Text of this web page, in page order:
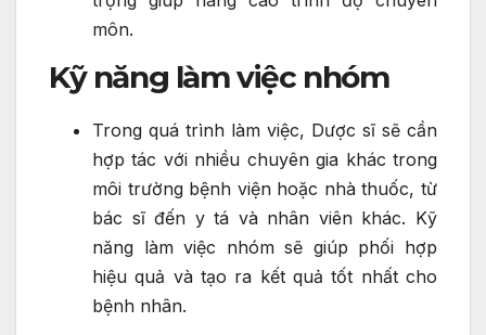
môn.
Kỹ năng làm việc nhóm
Trong quá trình làm việc, Dược sĩ sẽ cần
hợp tác với nhiều chuyên gia khác trong
môi trường bệnh viện hoặc nhà thuốc, từ
bác sĩ đến y tá và nhân viên khác. Kỹ
năng làm việc nhóm sẽ giúp phối hợp
hiệu quả và tạo ra kết quả tốt nhất cho
bệnh nhân.